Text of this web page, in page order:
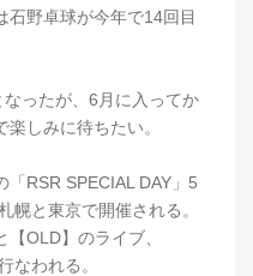
石野卓球が今年で14回目
ったが、6月に入ってか
しみに待ちたい。
「RSR SPECIAL DAY」5
幌と東京で開催される。
OLD】のライブ、
なわれる。